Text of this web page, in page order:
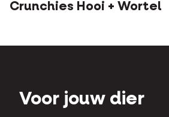
Crunchies Hooi + Wortel
Voor jouw dier